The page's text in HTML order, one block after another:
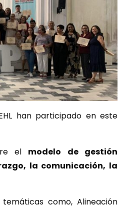
han participado en este
el modelo de gestión
la comunicación, la
como, Alineación